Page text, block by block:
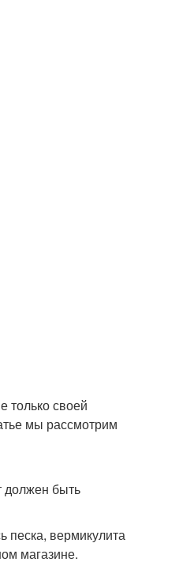
только своей
мы рассмотрим
должен быть
песка, вермикулита
магазине.